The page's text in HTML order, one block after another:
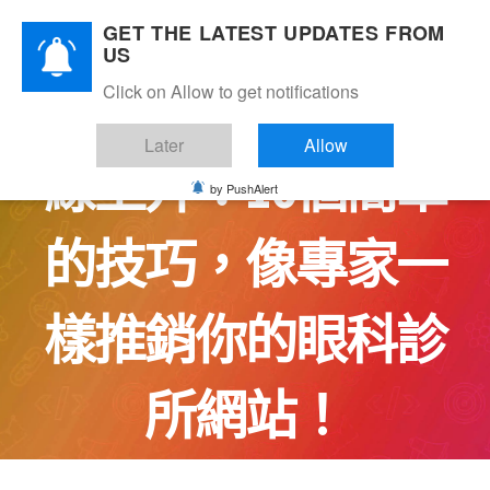
Skip
content看到你的轉換率直
線上升：10個簡單
的技巧，像專家一
樣推銷你的眼科診
所網站！
GET THE LATEST UPDATES FROM
US
Click on Allow to get notifications
Later Allow
by PushAlert